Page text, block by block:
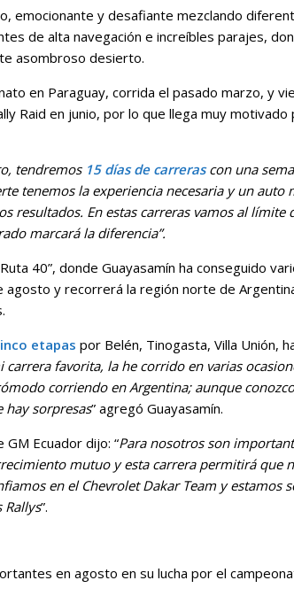
emocionante y desafiante mezclando
de alta navegación e increíbles parajes,
asombroso desierto.
en Paraguay, corrida el pasado marzo, y
Raid en junio, por lo que llega muy motivado
tendremos 15 días de carrerascon una
tenemos la experiencia necesaria y un auto
resultados. En estas carreras vamos al límite
marcará la diferencia”.
40”, donde Guayasamín ha conseguido
y recorrerá la región norte de
etapas por Belén, Tinogasta, Villa Unión,
carrera favorita, la he corrido en varias
corriendo en Argentina; aunque
sorpresas” agregó Guayasamín.
Ecuador dijo: “Para nosotros son
mutuo y esta carrera permitirá que
en el Chevrolet Dakar Team y estamos
Rallys”.
en agosto en su lucha por el